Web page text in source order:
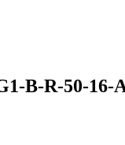
B-R-50-16-